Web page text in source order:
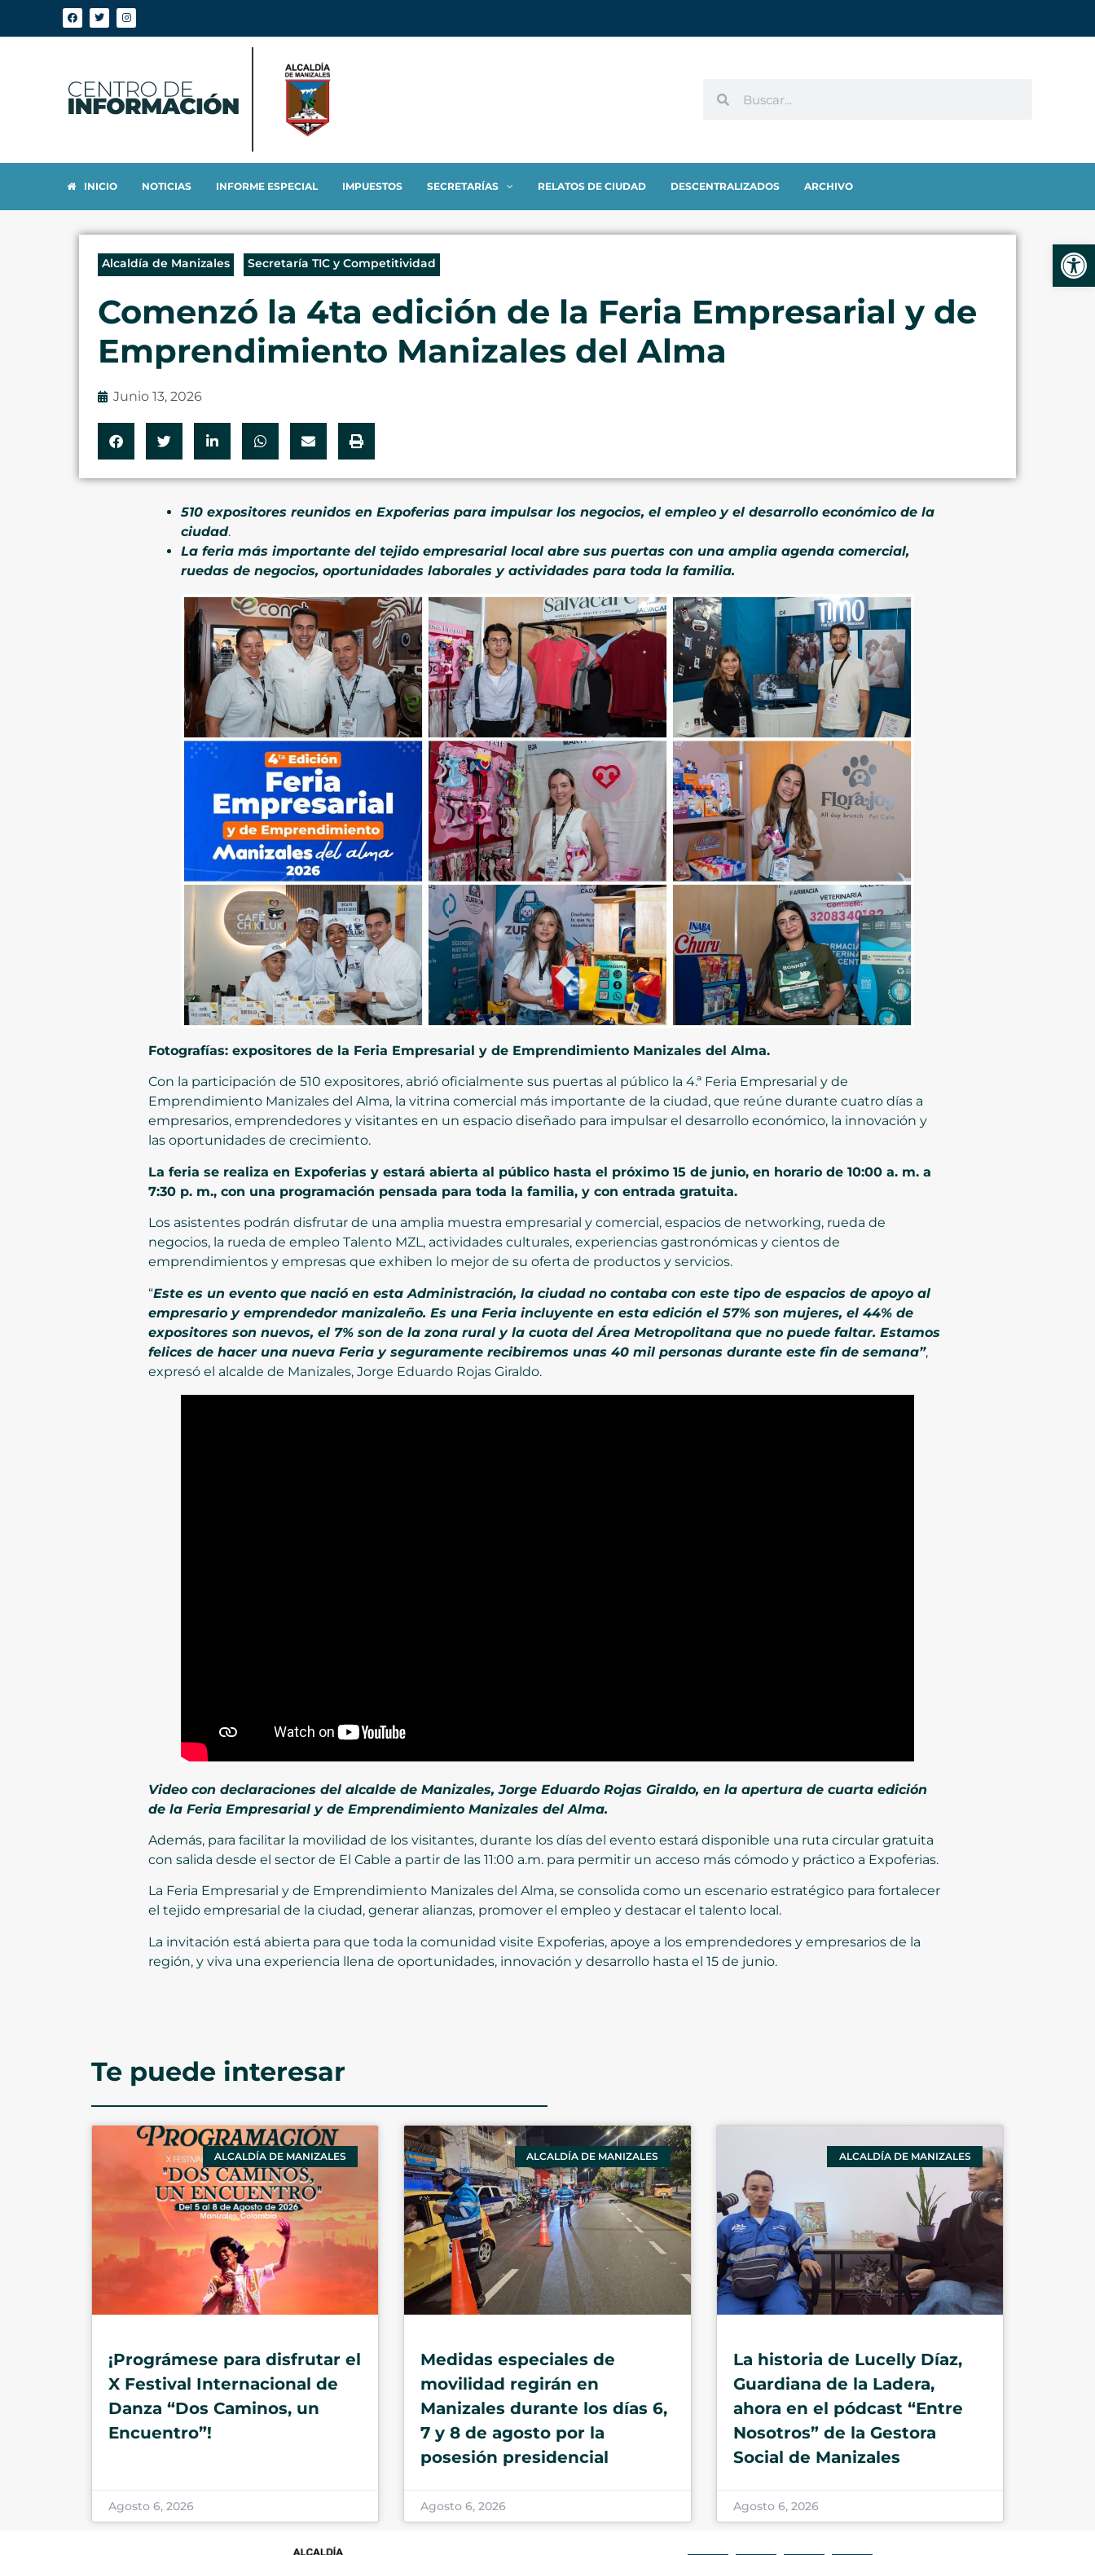
INICIO NOTICIAS INFORME ESPECIAL IMPUESTOS SECRETARÍAS RELATOS DE CIUDAD DESCENTRALIZADOS ARCHIVO
Alcaldía de Manizales Secretaría TIC y Competitividad
Comenzó la 4ta edición de la Feria Empresarial y de
Emprendimiento Manizales del Alma
Junio 13, 2026
510 expositores reunidos en Expoferias para impulsar los negocios, el empleo y el desarrollo económico de la
ciudad.
La feria más importante del tejido empresarial local abre sus puertas con una amplia agenda comercial,
ruedas de negocios, oportunidades laborales y actividades para toda la familia.
Fotografías: expositores de la Feria Empresarial y de Emprendimiento Manizales del Alma.
Con la participación de 510 expositores, abrió oficialmente sus puertas al público la 4.ª Feria Empresarial y de
Emprendimiento Manizales del Alma, la vitrina comercial más importante de la ciudad, que reúne durante cuatro días a
empresarios, emprendedores y visitantes en un espacio diseñado para impulsar el desarrollo económico, la innovación y
las oportunidades de crecimiento.
La feria se realiza en Expoferias y estará abierta al público hasta el próximo 15 de junio, en horario de 10:00 a. m. a
7:30 p. m., con una programación pensada para toda la familia, y con entrada gratuita.
Los asistentes podrán disfrutar de una amplia muestra empresarial y comercial, espacios de networking, rueda de
negocios, la rueda de empleo Talento MZL, actividades culturales, experiencias gastronómicas y cientos de
emprendimientos y empresas que exhiben lo mejor de su oferta de productos y servicios.
“Este es un evento que nació en esta Administración, la ciudad no contaba con este tipo de espacios de apoyo al
empresario y emprendedor manizaleño. Es una Feria incluyente en esta edición el 57% son mujeres, el 44% de
expositores son nuevos, el 7% son de la zona rural y la cuota del Área Metropolitana que no puede faltar. Estamos
felices de hacer una nueva Feria y seguramente recibiremos unas 40 mil personas durante este fin de semana”,
expresó el alcalde de Manizales, Jorge Eduardo Rojas Giraldo.
Video con declaraciones del alcalde de Manizales, Jorge Eduardo Rojas Giraldo, en la apertura de cuarta edición
de la Feria Empresarial y de Emprendimiento Manizales del Alma.
Además, para facilitar la movilidad de los visitantes, durante los días del evento estará disponible una ruta circular gratuita
con salida desde el sector de El Cable a partir de las 11:00 a.m. para permitir un acceso más cómodo y práctico a Expoferias.
La Feria Empresarial y de Emprendimiento Manizales del Alma, se consolida como un escenario estratégico para fortalecer
el tejido empresarial de la ciudad, generar alianzas, promover el empleo y destacar el talento local.
La invitación está abierta para que toda la comunidad visite Expoferias, apoye a los emprendedores y empresarios de la
región, y viva una experiencia llena de oportunidades, innovación y desarrollo hasta el 15 de junio.
Te puede interesar
ALCALDÍA DE MANIZALES
¡Prográmese para disfrutar el
X Festival Internacional de
Danza “Dos Caminos, un
Encuentro”!
Agosto 6, 2026
ALCALDÍA DE MANIZALES
Medidas especiales de
movilidad regirán en
Manizales durante los días 6,
7 y 8 de agosto por la
posesión presidencial
Agosto 6, 2026
ALCALDÍA DE MANIZALES
La historia de Lucelly Díaz,
Guardiana de la Ladera,
ahora en el pódcast “Entre
Nosotros” de la Gestora
Social de Manizales
Agosto 6, 2026